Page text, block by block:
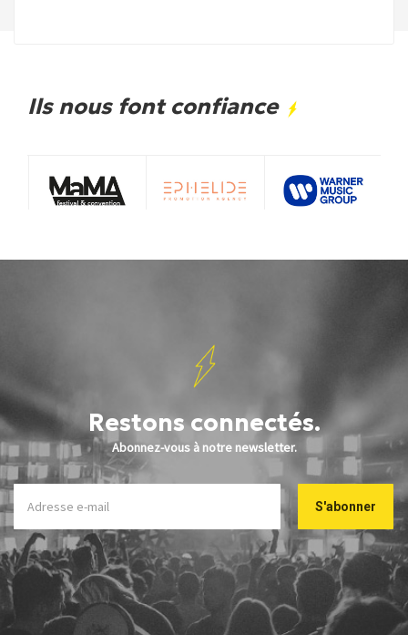
Ils nous font confiance
Restons connectés.
Abonnez-vous à notre newsletter.